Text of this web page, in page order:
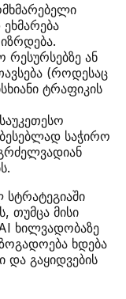
რესურსებზე ან
(როდესაც
ტრაფიკის
საჭირო
სტრატეგიაში
თუმცა მისი
ხილვადობაზე
ხდება
გაყიდვების